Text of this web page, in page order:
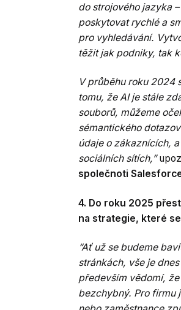
do strojového jazyka
poskytovat rychlé a
pro vyhledávání.
těžit jak podniky, tak
V průběhu roku 2024
tomu, že AI je stále
souborů, můžeme
sémantického
údaje o zákaznících,
sociálních sítích,”
společnoti
4. Do roku 2025
na strategie, které
“Ať už se budeme
stránkách, vše je
především vědomí,
bezchybný. Pro firmu